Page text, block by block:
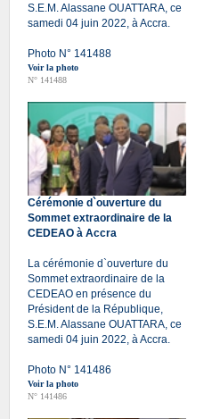
S.E.M. Alassane OUATTARA, ce
samedi 04 juin 2022, à Accra.
Photo N° 141488
Voir la photo
N° 141488
Cérémonie d`ouverture du
Sommet extraordinaire de la
CEDEAO à Accra
La cérémonie d`ouverture du
Sommet extraordinaire de la
CEDEAO en présence du
Président de la République,
S.E.M. Alassane OUATTARA, ce
samedi 04 juin 2022, à Accra.
Photo N° 141486
Voir la photo
N° 141486